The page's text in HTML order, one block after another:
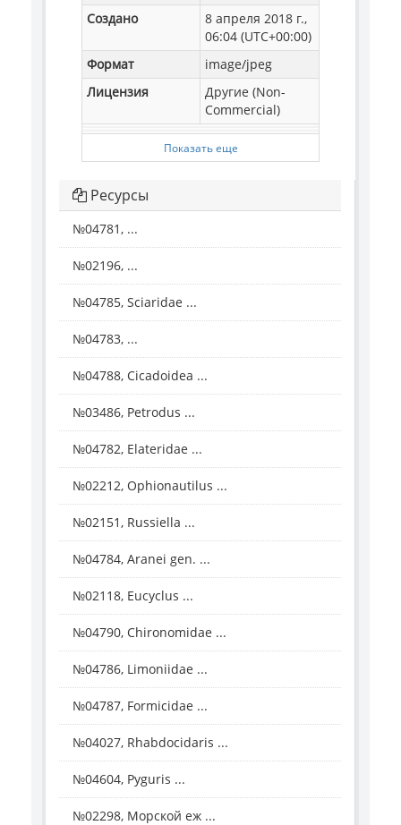
Создано
8 апреля 2018 г.,
06:04 (UTC+00:00)
Формат
image/jpeg
Лицензия
Другие (Non-
Commercial)
Показать еще
Ресурсы
№04781, ...
№02196, ...
№04785, Sciaridae ...
№04783, ...
№04788, Cicadoidea ...
№03486, Petrodus ...
№04782, Elateridae ...
№02212, Ophionautilus ...
№02151, Russiella ...
№04784, Aranei gen. ...
№02118, Eucyclus ...
№04790, Chironomidae ...
№04786, Limoniidae ...
№04787, Formicidae ...
№04027, Rhabdocidaris ...
№04604, Pyguris ...
№02298, Морской еж ...